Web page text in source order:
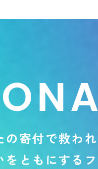
ONA
の寄付で救われ
を と も にする フ